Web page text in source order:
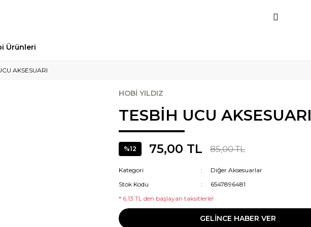
Ürünleri
AKSESUARI
HOBİ YILDIZ
TESBİH UCU AKSESUARI
%12 75,00 TL 85,00 TL
Kategori
Diğer Aksesuarlar
Stok Kodu
6547896481
* 6,13 TL den başlayan taksitlerle!
GELİNCE HABER VER